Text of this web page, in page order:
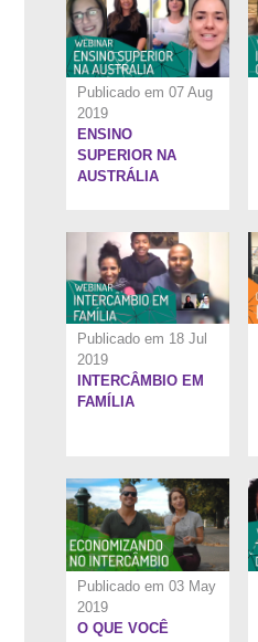
Publicado em 07 Aug
2019
ENSINO
SUPERIOR NA
AUSTRÁLIA
Publicado em 18 Jul
2019
1:35:12''
INTERCÂMBIO EM
FAMÍLIA
Publicado em 03 May
2019
O QUE VOCÊ